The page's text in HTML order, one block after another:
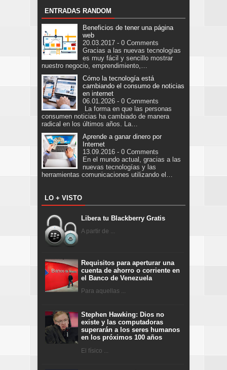
ENTRADAS RANDOM
Beneficios de tener una página
web
20.03.2017 - 0 Comments
Gracias a las nuevas tecnologías
es muy fácil y sencillo mostrar
nuestro negocio, emprendimiento,…
Cómo la tecnología está
cambiando el consumo de noticias
en internet
06.01.2026 - 0 Comments
La forma en que las personas
consumen noticias ha cambiado de manera
radical en los últimos años. La…
Aprende a ganar dinero por
Internet
13.09.2016 - 0 Comments
En el mundo actual, gracias a las
nuevas tecnologías y las
herramientas comunicaciones utilizando el…
LO + VISTO
Libera tu Blackberry Gratis
A partir de ...
Requisitos para aperturar una
cuenta de ahorro o corriente en
el Banco de Venezuela
Para aquellas ...
Stephen Hawking: Dios no
existe y las computadoras
superarán a los seres humanos
en los próximos 100 años
El físico ...